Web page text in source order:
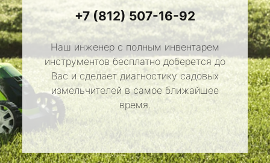
+7 (812) 507-16-92
Наш инженер с полным инвентарем
инструментов бесплатно доберется до
Вас и сделает диагностику садовых
измельчителей в самое ближайшее
время.